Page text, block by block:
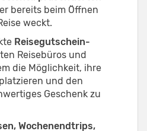
bereits beim Öffnen
weckt.
Reisegutschein-
Reisebüros und
die Möglichkeit, ihre
und den
Geschenk zu
Wochenendtrips,